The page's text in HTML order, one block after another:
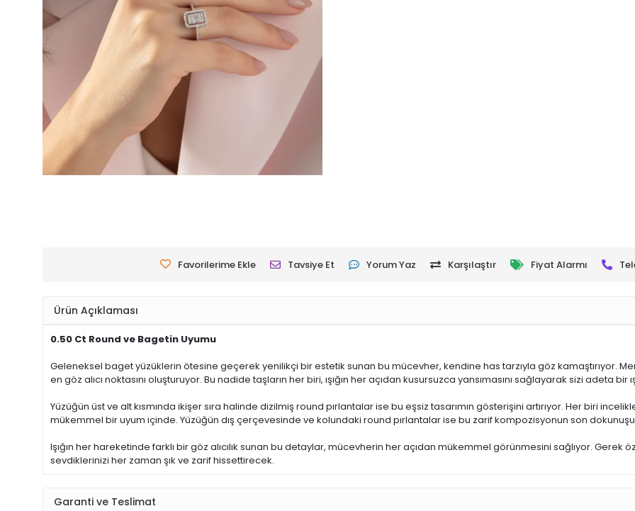
Favorilerime Ekle Tavsiye Et Yorum Yaz Karşılaştır Fiyat Alarmı
Ürün Açıklaması
0.50 Ct Round ve Bagetin Uyumu
Geleneksel baget yüzüklerin ötesine geçerek yenilikçi bir estetik sunan bu mücevher, kendine has tarzıyla göz kamaştırıyor.
en göz alıcı noktasını oluşturuyor. Bu nadide taşların her biri, ışığın her açıdan kusursuzca yansımasını sağlayarak sizi adeta bir
Yüzüğün üst ve alt kısmında ikişer sıra halinde dizilmiş round pırlantalar ise bu eşsiz tasarımın gösterişini artırıyor. Her biri
mükemmel bir uyum içinde. Yüzüğün dış çerçevesinde ve kolundaki round pırlantalar ise bu zarif kompozisyonun son
Işığın her hareketinde farklı bir göz alıcılık sunan bu detaylar, mücevherin her açıdan mükemmel görünmesini sağlıyor.
sevdiklerinizi her zaman şık ve zarif hissettirecek.
Garanti ve Teslimat